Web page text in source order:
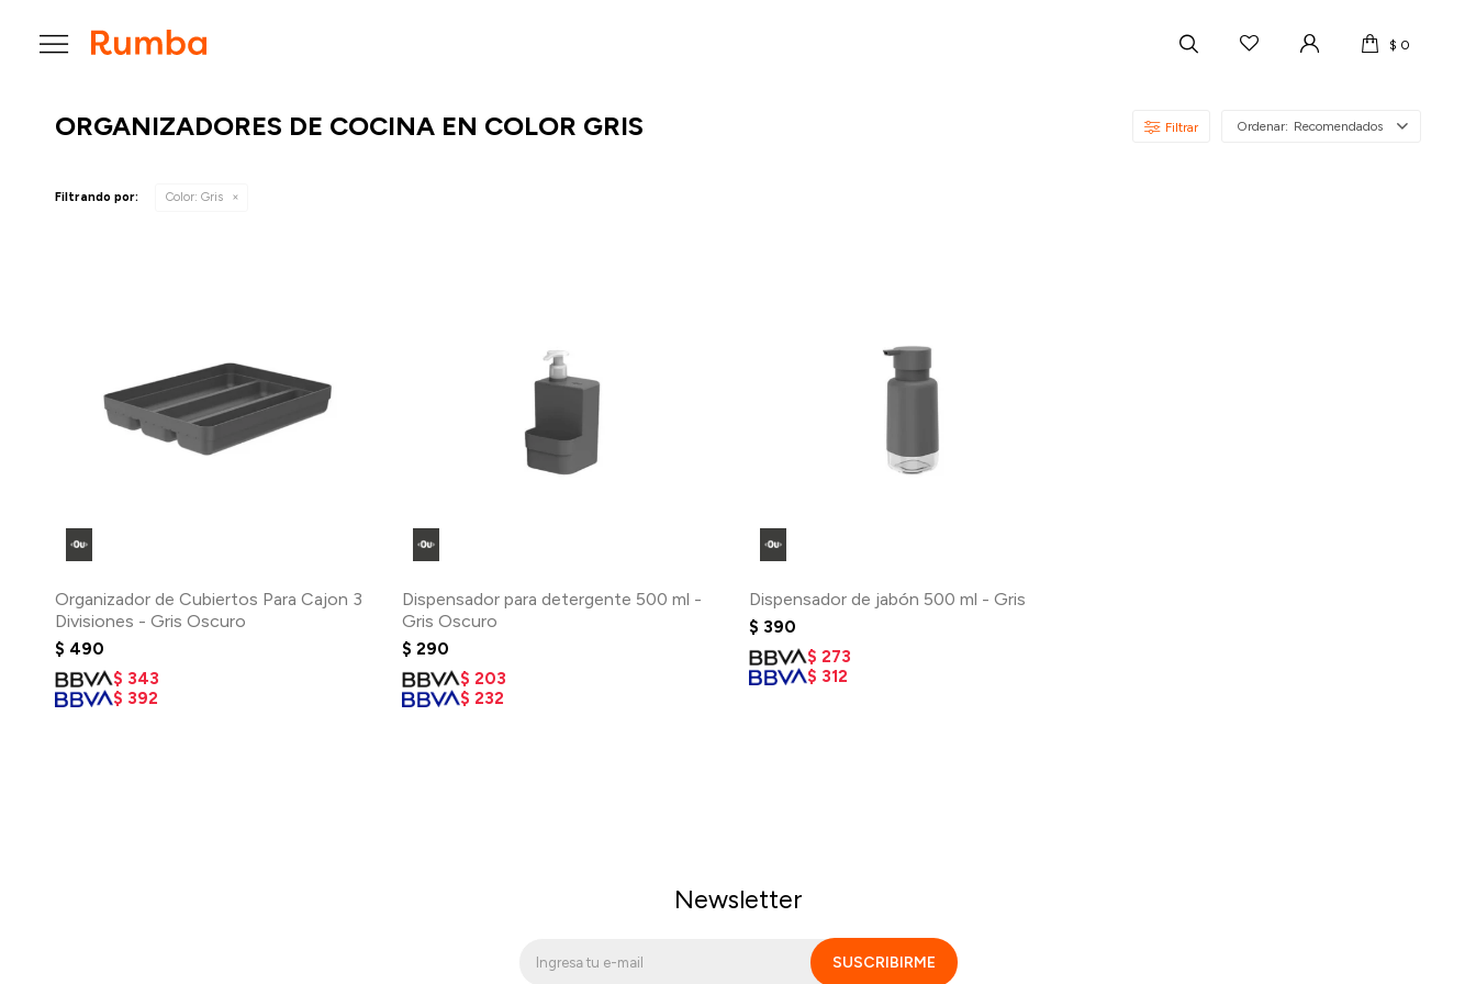
$ 0

ORGANIZADORES DE COCINA EN COLOR GRIS Recomendados
Filtrando por: Color: Gris
Organizador de Cubiertos Para Cajon 3
Divisiones - Gris Oscuro
$ 490
$ 343
$ 392
Dispensador para detergente 500 ml -
Gris Oscuro
$ 290
$ 203
$ 232
Dispensador de jabón 500 ml - Gris
$ 390
$ 273
$ 312
Newsletter
SUSCRIBIRME